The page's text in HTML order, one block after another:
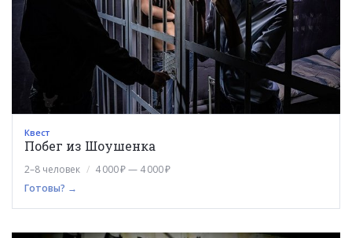
Квест
Побег из Шоушенка
2–8 человек
4 000 ₽ — 4 000 ₽
Готовы? →